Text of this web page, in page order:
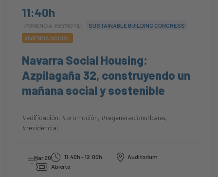
11:40h
PONENCIA-KEYNOTE |
SUSTAINABLE BUILDING CONGRESS
VIVIENDA SOCIAL
Navarra Social Housing:
Azpilagaña 32, construyendo un
mañana social y sostenible
#edificación, #promoción, #regeneraciónurbana,
#residencial
Mar 20 11:40h - 12:00h
Auditorium
Abierto